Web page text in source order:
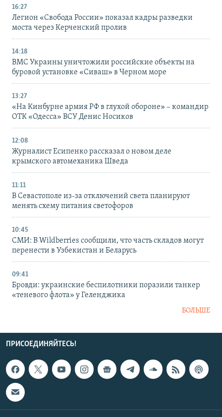
16:27
Легион «Свобода России» показал кадры разведки
моста через Керченский пролив
14:18
ВМС Украины уничтожили российские объекты на
буровой установке «Сиваш» в Черном море
13:27
«На Кинбурне армия РФ в глухой обороне» – командир
ОТК «Одесса» ВСУ Денис Носиков
12:08
Журналист Есипенко рассказал о новом деле
крымского автомеханика Шведа
11:11
В Севастополе из-за отключений света планируют
менять схему питания светофоров
10:45
СМИ: В Wildberries сообщили, что часть складов могут
перенести в Узбекистан и Беларусь
09:41
Бровди: украинские беспилотники поразили танкер
«теневого флота» у Геленджика
БОЛЬШЕ
ПРИСОЕДИНЯЙТЕСЬ!